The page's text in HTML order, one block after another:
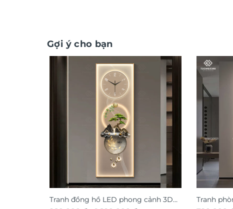
Gợi ý cho bạn
Tranh đồng hồ LED phong cảnh 3D
Tranh